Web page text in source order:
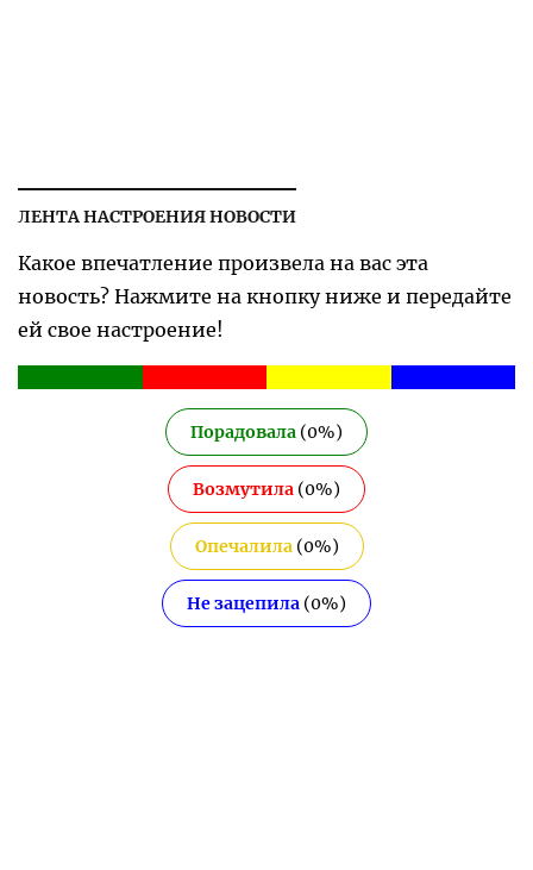
ЛЕНТА НАСТРОЕНИЯ НОВОСТИ
Какое впечатление произвела на вас эта
новость? Нажмите на кнопку ниже и передайте
ей свое настроение!
Порадовала (0%)
Возмутила (0%)
Опечалила(0%)
Не зацепила (0%)